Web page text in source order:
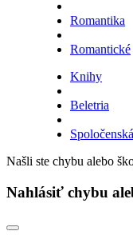
Romantika
Romantické
Knihy
Beletria
Našli ste chybu alebo
Nahlásiť chybu